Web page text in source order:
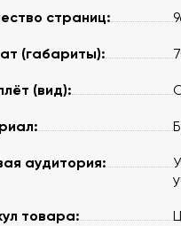
страниц:
(габариты):
(вид):
аудитория:
товара: